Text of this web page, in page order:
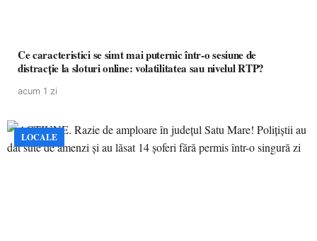
Ce caracteristici se simt mai puternic într-o sesiune de
distracție la sloturi online: volatilitatea sau nivelul RTP?
acum 1 zi
LOCALE